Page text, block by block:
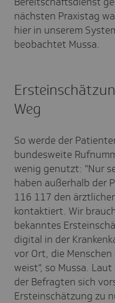
nächsten Praxistag
hier in unserem
beobachtet Mussa.
Weg
So werde der
bundesweite
wenig genutzt: "Nur
haben außerhalb der
116 117 den
kontaktiert. Wir
bekanntes
digital in der
vor Ort, die
weist", so Mussa.
der Befragten sich
Ersteinschätzung zu